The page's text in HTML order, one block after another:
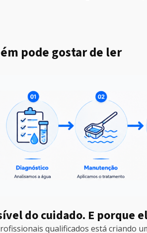
pode gostar de ler
do cuidado. E porque
qualificados está criando